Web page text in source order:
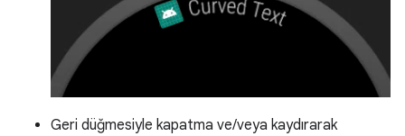
Geri düğmesiyle kapatma ve/veya kaydırarak